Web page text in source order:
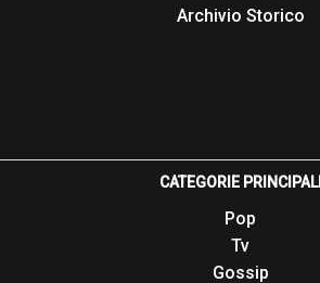
Archivio Storico
CATEGORIE PRINCIPALI
Pop
Tv
Gossip